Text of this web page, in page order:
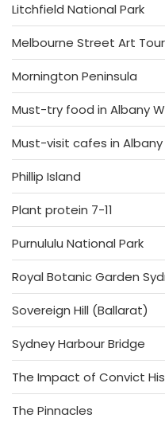
Litchfield National Park
Melbourne Street Art Tour
Mornington Peninsula
Must-try food in Albany
Must-visit cafes in Albany
Phillip Island
Plant protein 7-11
Purnululu National Park
Royal Botanic Garden
Sovereign Hill (Ballarat)
Sydney Harbour Bridge
The Impact of Convict
The Pinnacles